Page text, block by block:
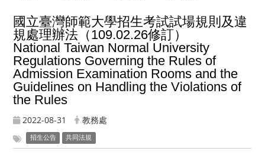
國立臺灣師範大學招生考試試場規則及違
規處理辦法（109.02.26修訂）
National Taiwan Normal University
Regulations Governing the Rules of
Admission Examination Rooms and the
Guidelines on Handling the Violations of
the Rules
2022-08-31 教務處
招生公告 共同法規